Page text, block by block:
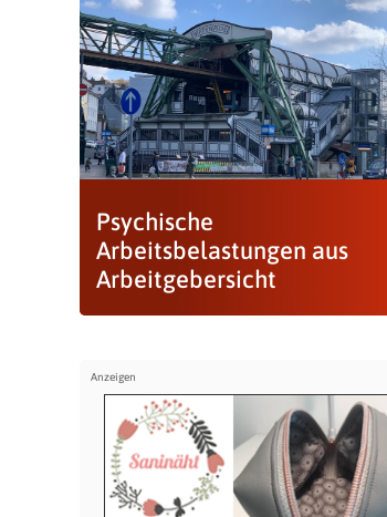
Psychische
Arbeitsbelastungen aus
Arbeitgebersicht